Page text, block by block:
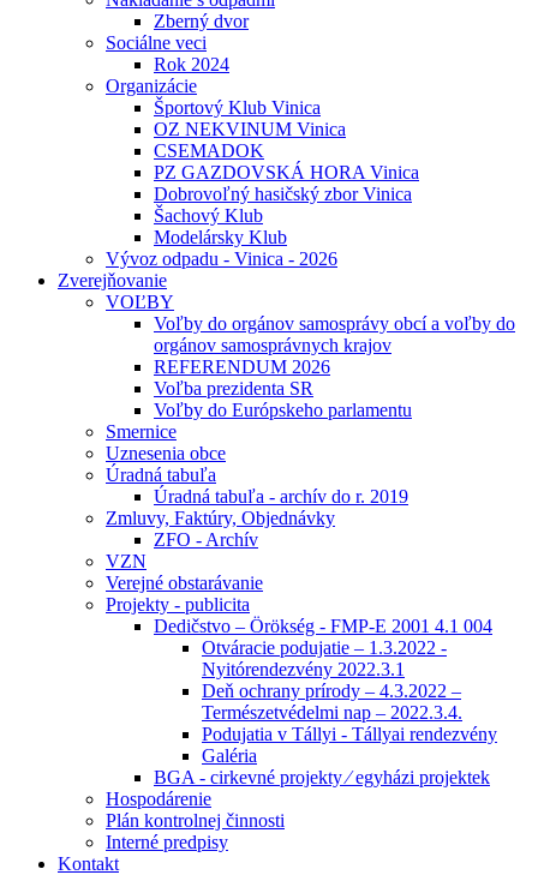
Zberný dvor
Sociálne veci
Rok 2024
Organizácie
Športový Klub Vinica
OZ NEKVINUM Vinica
CSEMADOK
PZ GAZDOVSKÁ HORA Vinica
Dobrovoľný hasičský zbor Vinica
Šachový Klub
Modelársky Klub
Vývoz odpadu - Vinica - 2026
Zverejňovanie
VOĽBY
Voľby do orgánov samosprávy obcí a voľby do
orgánov samosprávnych krajov
REFERENDUM 2026
Voľba prezidenta SR
Voľby do Európskeho parlamentu
Smernice
Uznesenia obce
Úradná tabuľa
Úradná tabuľa - archív do r. 2019
Zmluvy, Faktúry, Objednávky
ZFO - Archív
VZN
Verejné obstarávanie
Projekty - publicita
Dedičstvo – Örökség - FMP-E 2001 4.1 004
Otváracie podujatie – 1.3.2022 -
Nyitórendezvény 2022.3.1
Deň ochrany prírody – 4.3.2022 –
Természetvédelmi nap – 2022.3.4.
Podujatia v Tállyi - Tállyai rendezvény
Galéria
BGA - cirkevné projekty ⁄ egyházi projektek
Hospodárenie
Plán kontrolnej činnosti
Interné predpisy
Kontakt